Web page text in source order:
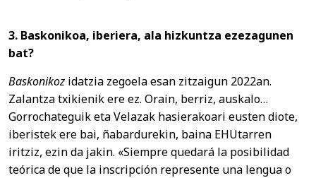
3. Baskonikoa, iberiera, ala hizkuntza ezezagunen
bat?
Baskonikoz idatzia zegoela esan zitzaigun 2022an.
Zalantza txikienik ere ez. Orain, berriz, auskalo…
Gorrochateguik eta Velazak hasierakoari eusten diote,
iberistek ere bai, ñabardurekin, baina EHUtarren
iritziz, ezin da jakin. «Siempre quedará la posibilidad
teórica de que la inscripción represente una lengua o